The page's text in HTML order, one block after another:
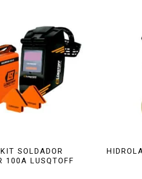
SOLDADOR
100A LUSQTOFF